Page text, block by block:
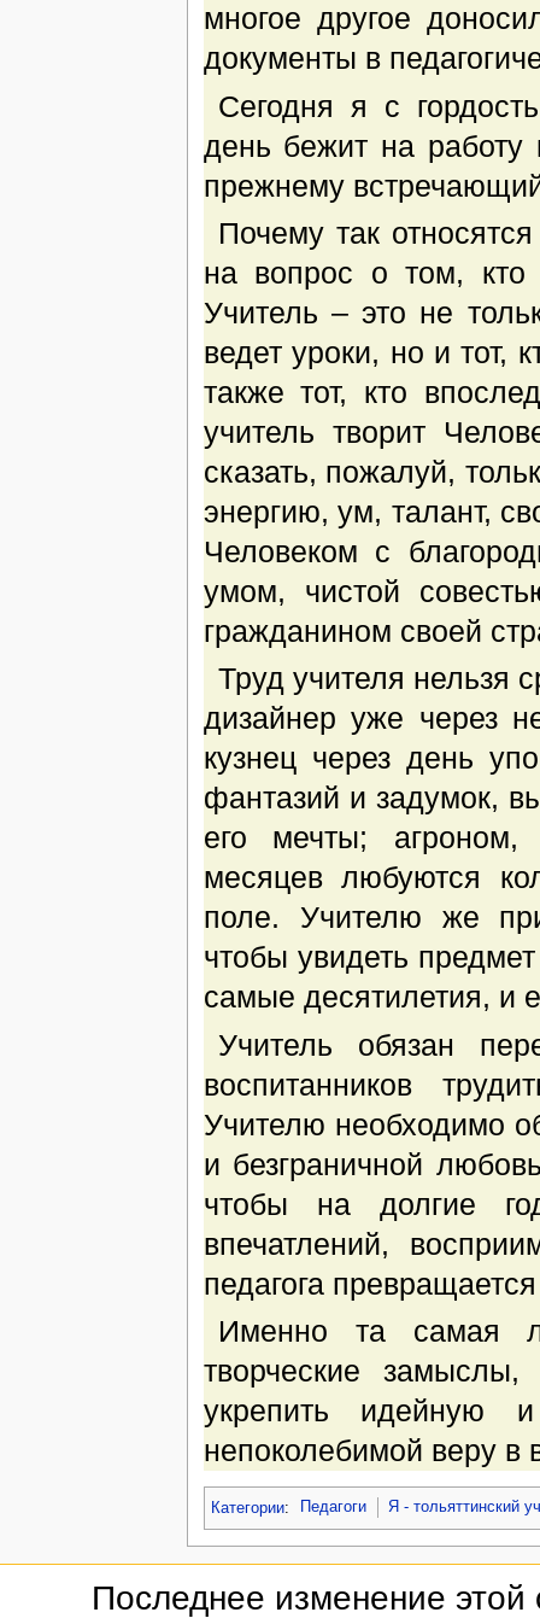
многое другое
документы в
Сегодня я с
день бежит на
прежнему
Почему так
на вопрос о том,
Учитель – это не
ведет уроки, но и тот,
также тот, кто
учитель творит
сказать, пожалуй,
энергию, ум, талант,
Человеком с
умом, чистой
гражданином своей
Труд учителя нельзя
дизайнер уже через
кузнец через день
фантазий и задумок,
его мечты; агроном,
месяцев любуются
поле. Учителю же
чтобы увидеть
самые десятилетия, и
Учитель обязан
воспитанников
Учителю необходимо
и безграничной
чтобы на долгие
впечатлений,
педагога
Именно та самая
творческие
укрепить идейную
непоколебимой веру
Категории: Педагоги Я - тольяттинский
Последнее изменение